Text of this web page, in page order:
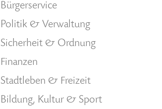
Bürgerservice
Politik & Verwaltung
Sicherheit & Ordnung
Finanzen
Stadtleben & Freizeit
Bildung, Kultur & Sport